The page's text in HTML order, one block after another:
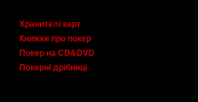
Хранителі карт
Книжки про покер
Покер на CD&DVD
Покерні дрібниці